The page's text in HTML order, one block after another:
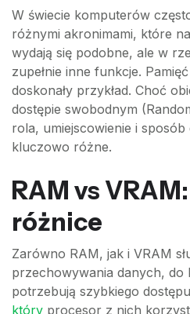
W świecie komputerów
różnymi akronimami, które
wydają się podobne, ale w
zupełnie inne funkcje.
doskonały przykład. Choć
dostępie swobodnym
rola, umiejscowienie i sposób
kluczowo różne.
RAM vs
różnice
Zarówno RAM, jak i VRAM
przechowywania danych,
potrzebują szybkiego
który procesor z nich